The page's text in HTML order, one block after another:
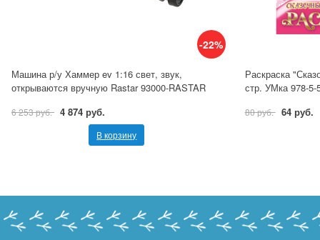
-22%
Машина р/у Хаммер ev 1:16 свет, звук,
открываются вручную Rastar 93000-RASTAR
6 253 руб. 4 874 руб.
В корзину
Раскраска
стр. УМка 978-5-
80 руб. 64 руб.